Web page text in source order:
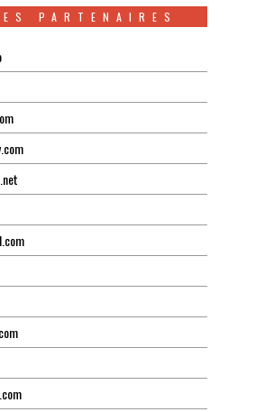
PARTENAIRES